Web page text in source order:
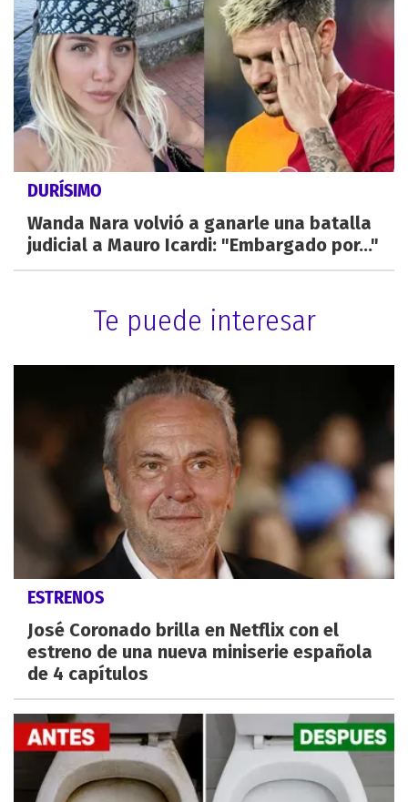
DURÍSIMO
Wanda Nara volvió a ganarle una batalla
judicial a Mauro Icardi: "Embargado por..."
Te puede interesar
ESTRENOS
José Coronado brilla en Netflix con el
estreno de una nueva miniserie española
de 4 capítulos